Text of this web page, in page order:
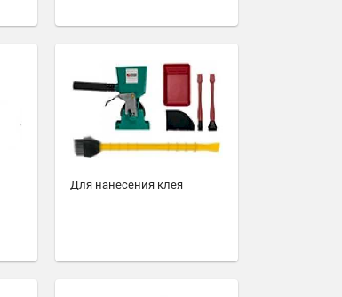
Для нанесения клея